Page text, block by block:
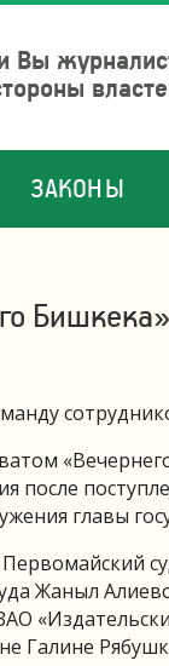
Вы
ЗАКОНЫ
после
главы
Жаныл
Галине